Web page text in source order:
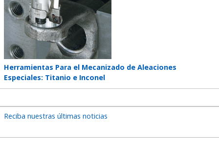
Teaser
title
Herramientas Para el Mecanizado de Aleaciones
Especiales: Titanio e Inconel
Reciba nuestras últimas noticias